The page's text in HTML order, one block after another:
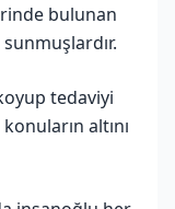
bulunan
tedaviyi
altını